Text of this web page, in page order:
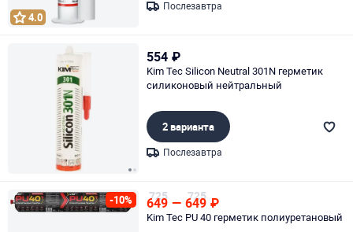
4.0
Послезавтра
554 ₽
Kim Tec Silicon Neutral 301N герметик
силиконовый нейтральный
2 варианта
Послезавтра
-10% 725
649 — 725
649 ₽
Kim Tec PU 40 герметик полиуретановый